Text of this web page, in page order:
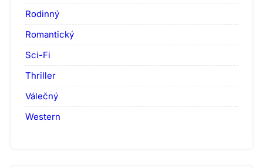
Rodinný
Romantický
Sci-Fi
Thriller
Válečný
Western